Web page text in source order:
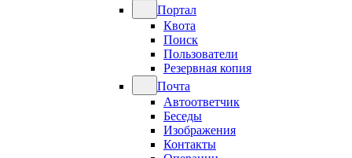
Портал
Квота
Поиск
Пользователи
Резервная копия
Почта
Автоответчик
Беседы
Изображения
Контакты